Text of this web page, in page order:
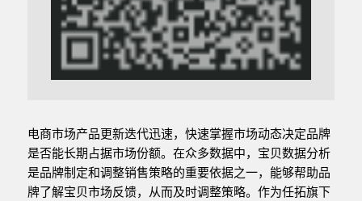
电商市场产品更新迭代迅速，快速掌握市场动态决定品牌
是否能长期占据市场份额。在众多数据中，宝贝数据分析
是品牌制定和调整销售策略的重要依据之一，能够帮助品
牌了解宝贝市场反馈，从而及时调整策略。作为任拓旗下